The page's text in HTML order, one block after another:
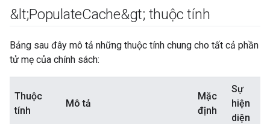
&lt;PopulateCache&gt; thuộc tính
Bảng sau đây mô tả những thuộc tính chung cho tất cả phần
tử mẹ của chính sách:
Thuộc
tính
Mô tả
Mặc
định
Sự
hiện
diện